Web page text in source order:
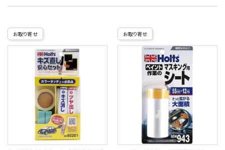
お取り寄せ お取り寄せ